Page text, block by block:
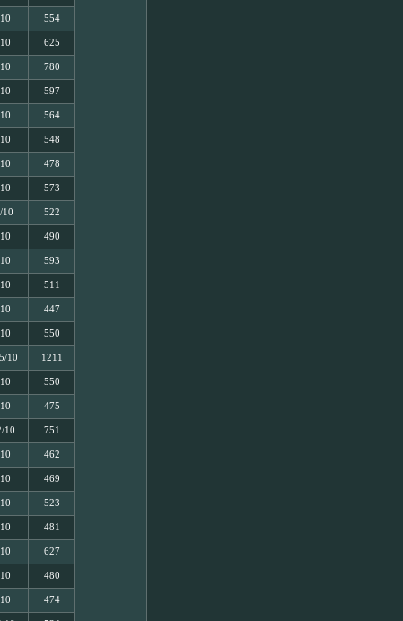
554
625
780
597
564
548
478
573
10 522
490
593
511
447
550
10 1211
550
475
10 751
462
469
523
481
627
480
474